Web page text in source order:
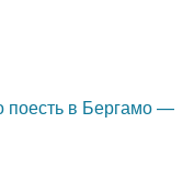
поесть в Бергамо —